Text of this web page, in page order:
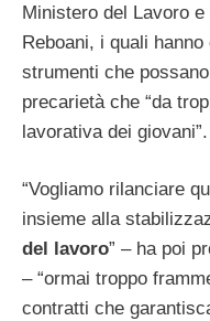
Ministero del Lavoro
Reboani, i quali
strumenti che
precarietà che “da
lavorativa dei giovani”.
“Vogliamo rilanciare
insieme alla
del lavoro” – ha poi
– “ormai troppo
contratti che